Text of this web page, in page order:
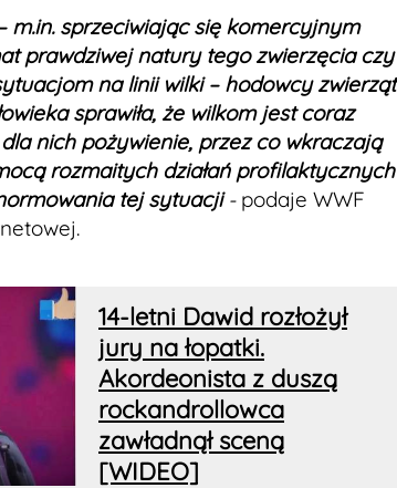
m.in. sprzeciwiając się komercyjnym
prawdziwej natury tego zwierzęcia czy
na linii wilki – hodowcy zwierząt
sprawiła, że wilkom jest coraz
nich pożywienie, przez co wkraczają
rozmaitych działań profilaktycznych
tej sytuacji- podaje WWF
14-letni Dawid rozłożył
jury na łopatki.
Akordeonista z duszą
rockandrollowca
zawładnął sceną
[WIDEO]